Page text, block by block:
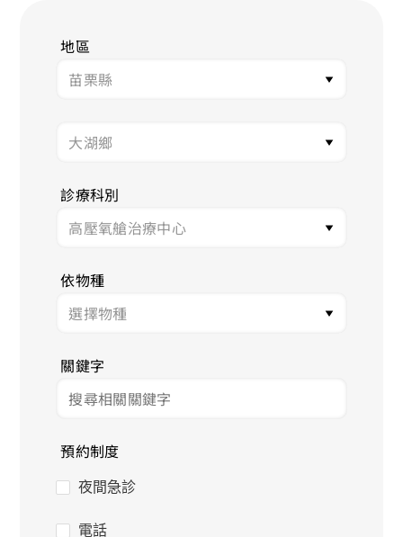
地區
診療科別
依物種
關鍵字
預約制度
夜間急診
電話